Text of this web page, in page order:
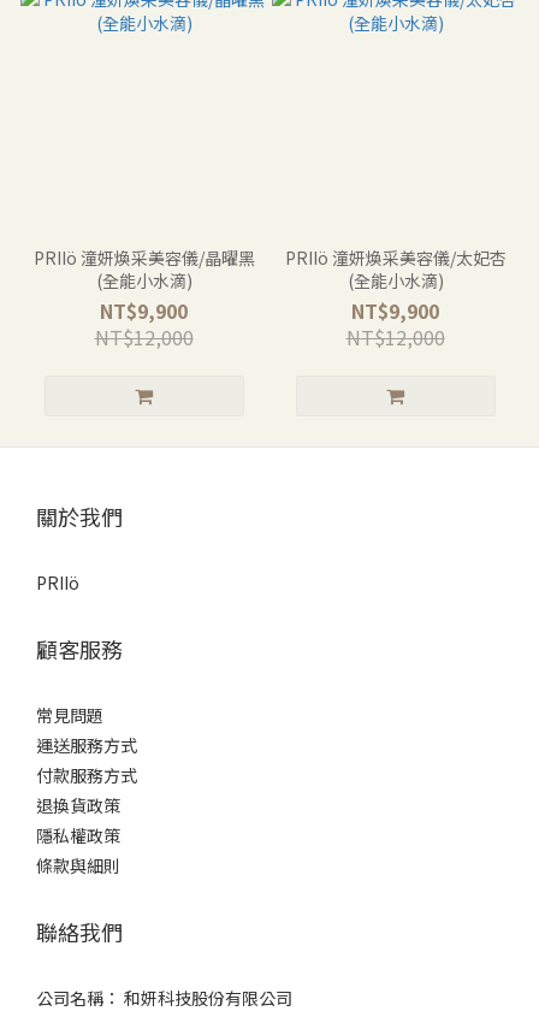
PRIIö 潼妍煥采美容儀/晶曜黑
(全能小水滴)
NT$9,900
NT$12,000
PRIIö 潼妍煥采美容儀/太妃杏
(全能小水滴)
NT$9,900
NT$12,000
關於我們
PRIIö
顧客服務
常見問題
運送服務方式
付款服務方式
退換貨政策
隱私權政策
條款與細則
聯絡我們
公司名稱： 和妍科技股份有限公司